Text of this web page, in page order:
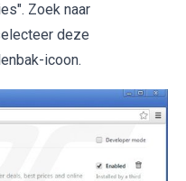
Zoek naar
deze
icoon.